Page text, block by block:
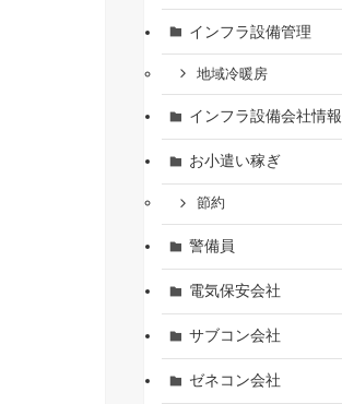
インフラ設備管理
地域冷暖房
インフラ設備会社情報
お小遣い稼ぎ
節約
警備員
電気保安会社
サブコン会社
ゼネコン会社